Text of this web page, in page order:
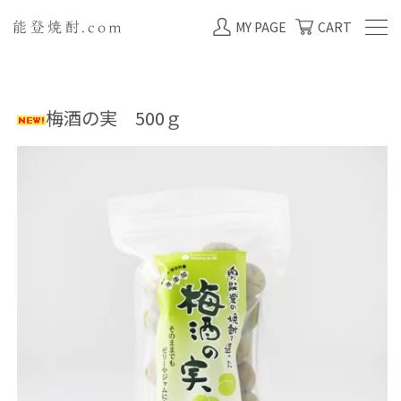
MY PAGE CART
梅酒の実 500ｇ